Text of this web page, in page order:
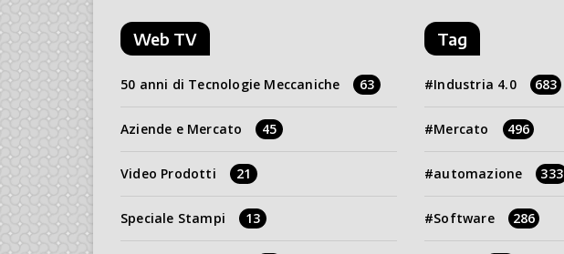
Web TV
50 anni di Tecnologie Meccaniche 63
Aziende e Mercato 45
Video Prodotti 21
Speciale Stampi 13
Tag
Industria 4.0 683
Mercato 496
automazione 333
Software 286